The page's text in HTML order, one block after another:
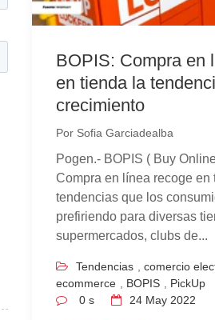
BOPIS: Compra en
en tienda la
crecimiento
Por Sofia Garciadealba
Pogen.- BOPIS ( Buy
Compra en línea recoge en
tendencias que los
prefiriendo para diversas
supermercados, clubs de...
Tendencias , comercio
ecommerce , BOPIS , PickUp
0 s
24 May 2022